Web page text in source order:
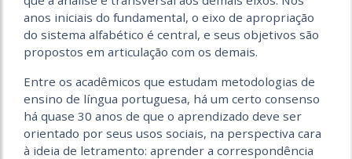
anos iniciais do fundamental, o eixo de apropriação
do sistema alfabético é central, e seus objetivos são
propostos em articulação com os demais.
Entre os acadêmicos que estudam metodologias de
ensino de língua portuguesa, há um certo consenso
há quase 30 anos de que o aprendizado deve ser
orientado por seus usos sociais, na perspectiva cara
à ideia de letramento: aprender a correspondência